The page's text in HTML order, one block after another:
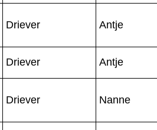
Driever Antje
Driever Antje
Driever Nanne